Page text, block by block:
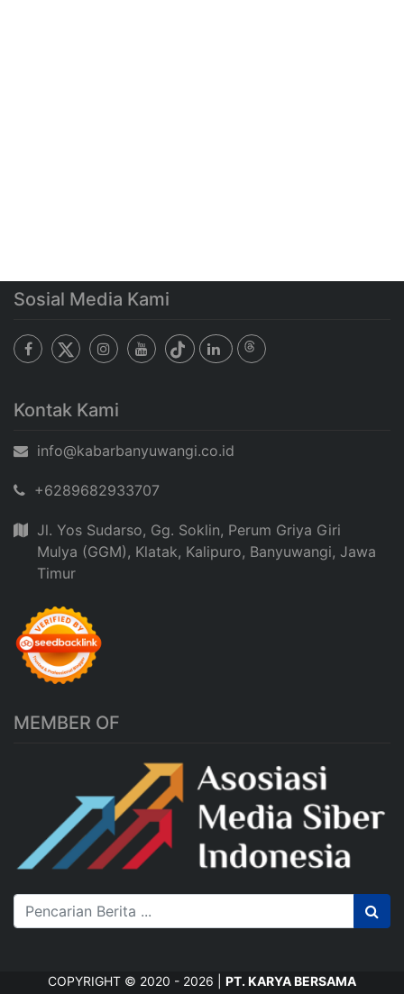
Sosial Media Kami
Kontak Kami
info@kabarbanyuwangi.co.id
+6289682933707
Jl. Yos Sudarso, Gg. Soklin, Perum Griya Giri
Mulya (GGM), Klatak, Kalipuro, Banyuwangi, Jawa
Timur
MEMBER OF
COPYRIGHT © 2020 - 2026 | PT. KARYA BERSAMA